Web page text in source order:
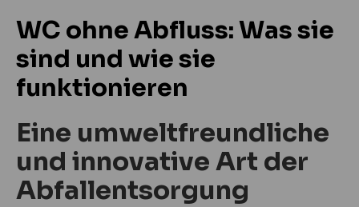
WC ohne Abfluss: Was sie
sind und wie sie
funktionieren
Eine umweltfreundliche
und innovative Art der
Abfallentsorgung